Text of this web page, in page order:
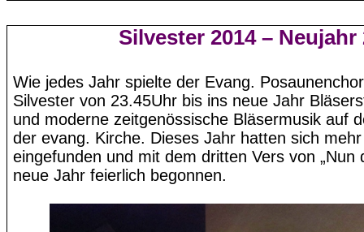
Silvester 2014 – Neujahr
Wie jedes Jahr spielte der Evang.
Silvester von 23.45Uhr bis ins neue Jahr
und moderne zeitgenössische Bläsermusik auf
der evang. Kirche. Dieses Jahr hatten sich
eingefunden und mit dem dritten Vers von „Nun
neue Jahr feierlich begonnen.